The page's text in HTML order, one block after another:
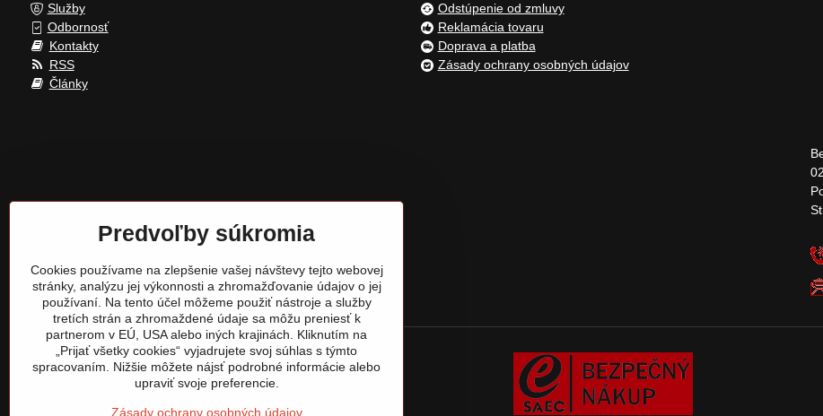
Služby
Odbornosť
Kontakty
RSS
Články
Odstúpenie od zmluvy
Reklamácia tovaru
Doprava a platba
Zásady ochrany osobných údajov
Predvoľby súkromia
Cookies používame na zlepšenie vašej návštevy tejto webovej
stránky, analýzu jej výkonnosti a zhromažďovanie údajov o jej
používaní. Na tento účel môžeme použiť nástroje a služby
tretích strán a zhromaždené údaje sa môžu preniesť k
partnerom v EÚ, USA alebo iných krajinách. Kliknutím na
„Prijať všetky cookies“ vyjadrujete svoj súhlas s týmto
spracovaním. Nižšie môžete nájsť podrobné informácie alebo
upraviť svoje preferencie.
Zásady ochrany osobných údajov